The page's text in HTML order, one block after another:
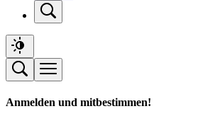
Anmelden und mitbestimmen!